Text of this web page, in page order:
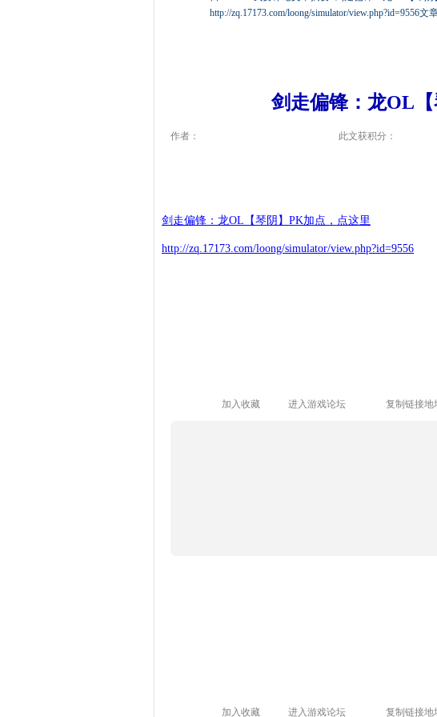
http://zq.17173.com/loong/simulator/view.php?id=9556文
剑走偏锋：龙OL
作者： 此文获积分：
剑走偏锋：龙OL【琴阴】PK加点，点这里
http://zq.17173.com/loong/simulator/view.php?id=9556
加入收藏 进入游戏论坛 复制链接地
加入收藏 进入游戏论坛 复制链接地